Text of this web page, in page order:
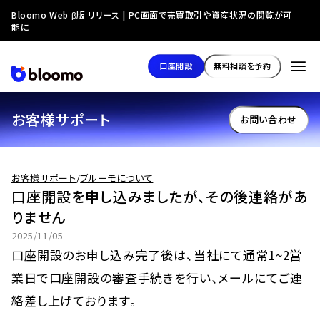
お客様サポート お問い合わせ
お客様サポート/ブルーモについて
口座開設を申し込みましたが、その後連絡があ
りません
2025/11/05
口座開設のお申し込み完了後は、当社にて通常1~2営
業日で口座開設の審査手続きを行い、メールにてご連
絡差し上げております。
Bloomo Web β版 リリース | PC画面で売買取引や資産状況の閲覧が可
能に
口座開設 無料相談を予約